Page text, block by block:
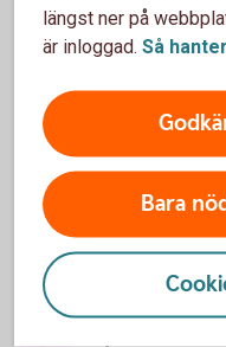
Vad kan du
Prata med
Med tanke på
framtida
längst ner på
är inloggad. Så
Bara